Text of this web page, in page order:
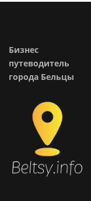
Бизнес
путеводитель
города Бельцы